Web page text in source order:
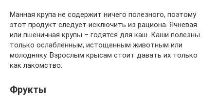
Манная крупа не содержит ничего полезного, поэтому
этот продукт следует исключить из рациона. Ячневая
или пшеничная крупы – годятся для каш. Каши полезны
только ослабленным, истощенным животным или
молодняку. Взрослым крысам стоит давать их только
как лакомство.
Фрукты